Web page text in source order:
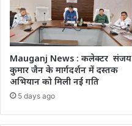
Mauganj News : कलेक्टर संजय
कुमार जैन के मार्गदर्शन में दस्तक
अभियान को मिली नई गति
5 days ago